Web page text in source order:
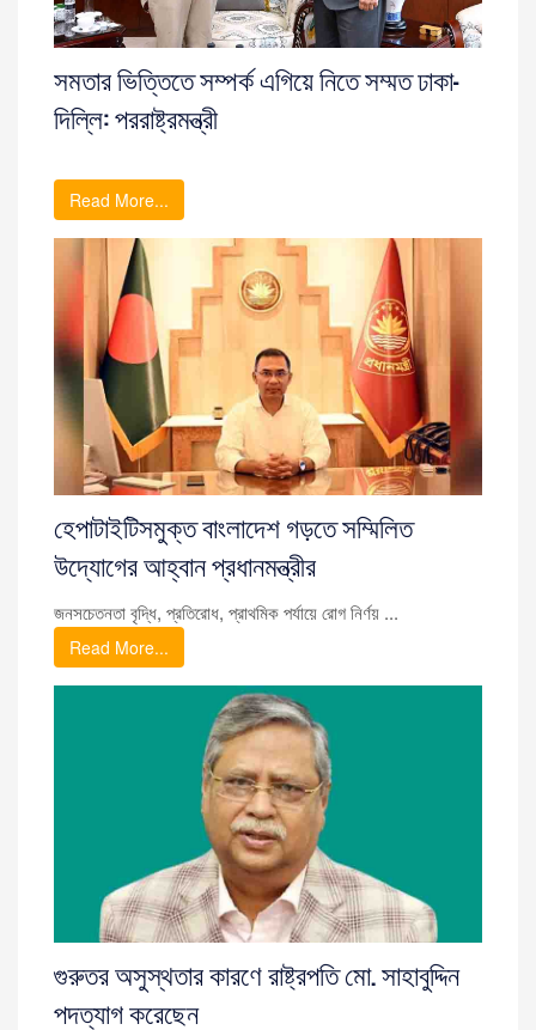
সমতার ভিত্তিতে সম্পর্ক এগিয়ে নিতে সম্মত ঢাকা-
দিল্লি: পররাষ্ট্রমন্ত্রী
Read More...
হেপাটাইটিসমুক্ত বাংলাদেশ গড়তে সম্মিলিত
উদ্যোগের আহ্বান প্রধানমন্ত্রীর
জনসচেতনতা বৃদ্ধি, প্রতিরোধ, প্রাথমিক পর্যায়ে রোগ নির্ণয় ...
Read More...
গুরুতর অসুস্থতার কারণে রাষ্ট্রপতি মো. সাহাবুদ্দিন
পদত্যাগ করেছেন